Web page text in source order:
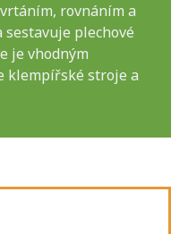
rovnáním a
sestavuje plechové
je vhodným
klempířské stroje a